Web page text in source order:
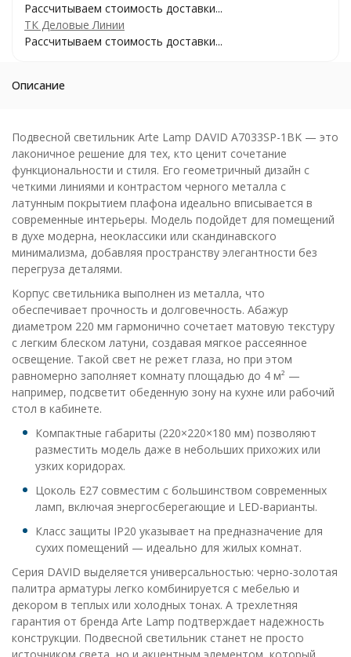
Рассчитываем стоимость доставки...
ТК Деловые Линии
Рассчитываем стоимость доставки...
Описание
Подвесной светильник Arte Lamp DAVID A7033SP-1BK — это
лаконичное решение для тех, кто ценит сочетание
функциональности и стиля. Его геометричный дизайн с
четкими линиями и контрастом черного металла с
латунным покрытием плафона идеально вписывается в
современные интерьеры. Модель подойдет для помещений
в духе модерна, неоклассики или скандинавского
минимализма, добавляя пространству элегантности без
перегруза деталями.
Корпус светильника выполнен из металла, что
обеспечивает прочность и долговечность. Абажур
диаметром 220 мм гармонично сочетает матовую текстуру
с легким блеском латуни, создавая мягкое рассеянное
освещение. Такой свет не режет глаза, но при этом
равномерно заполняет комнату площадью до 4 м² —
например, подсветит обеденную зону на кухне или рабочий
стол в кабинете.
Компактные габариты (220×220×180 мм) позволяют
разместить модель даже в небольших прихожих или
узких коридорах.
Цоколь E27 совместим с большинством современных
ламп, включая энергосберегающие и LED-варианты.
Класс защиты IP20 указывает на предназначение для
сухих помещений — идеально для жилых комнат.
Серия DAVID выделяется универсальностью: черно-золотая
палитра арматуры легко комбинируется с мебелью и
декором в теплых или холодных тонах. А трехлетняя
гарантия от бренда Arte Lamp подтверждает надежность
конструкции. Подвесной светильник станет не просто